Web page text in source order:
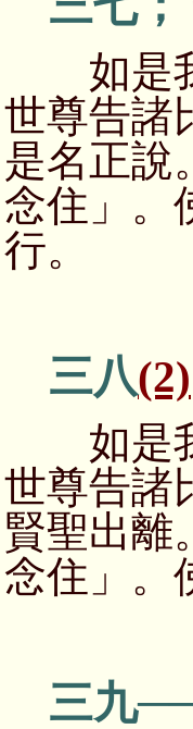
如是我
世尊告諸
是名正說
念住」。
行。
三八(2)
如是我
世尊告諸
賢聖出離
念住」。
三九